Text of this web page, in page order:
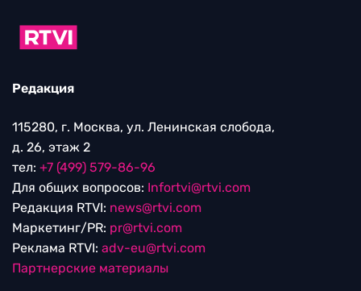
Редакция
115280, г. Москва, ул. Ленинская слобода,
д. 26, этаж 2
тел: +7 (499) 579-86-96
Для общих вопросов: Infortvi@rtvi.com
Редакция RTVI: news@rtvi.com
Маркетинг/PR: pr@rtvi.com
Реклама RTVI: adv-eu@rtvi.com
Партнерские материалы